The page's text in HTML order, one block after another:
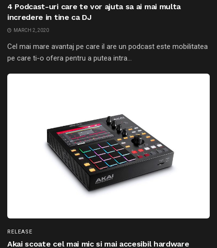
4 Podcast-uri care te vor ajuta sa ai mai multa
incredere in tine ca DJ
MARCH 2, 2020
Cel mai mare avantaj pe care il are un podcast este mobilitatea
pe care ti-o ofera pentru a putea intra...
RELEASE
Akai scoate cel mai mic si mai accesibil hardware